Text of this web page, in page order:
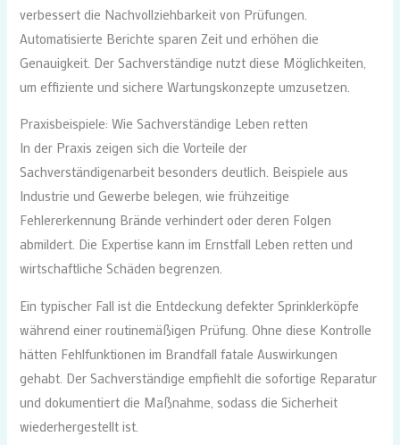
verbessert die Nachvollziehbarkeit von Prüfungen.
Automatisierte Berichte sparen Zeit und erhöhen die
Genauigkeit. Der Sachverständige nutzt diese Möglichkeiten,
um effiziente und sichere Wartungskonzepte umzusetzen.
Praxisbeispiele: Wie Sachverständige Leben retten
In der Praxis zeigen sich die Vorteile der
Sachverständigenarbeit besonders deutlich. Beispiele aus
Industrie und Gewerbe belegen, wie frühzeitige
Fehlererkennung Brände verhindert oder deren Folgen
abmildert. Die Expertise kann im Ernstfall Leben retten und
wirtschaftliche Schäden begrenzen.
Ein typischer Fall ist die Entdeckung defekter Sprinklerköpfe
während einer routinemäßigen Prüfung. Ohne diese Kontrolle
hätten Fehlfunktionen im Brandfall fatale Auswirkungen
gehabt. Der Sachverständige empfiehlt die sofortige Reparatur
und dokumentiert die Maßnahme, sodass die Sicherheit
wiederhergestellt ist.